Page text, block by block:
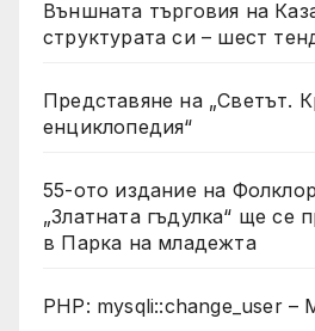
Външната търговия на
структурата си – шест
Представяне на „Светът.
енциклопедия“
55-ото издание на
„Златната гъдулка“ ще се
в Парка на младежта
PHP: mysqli::change_user –